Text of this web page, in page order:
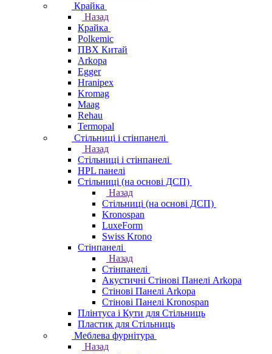
Крайка
Назад
Крайка
Polkemic
ПВХ Китай
Arkopa
Egger
Hranipex
Kromag
Maag
Rehau
Termopal
Стільниці і стінпанелі
Назад
Стільниці і стінпанелі
HPL панелі
Стільниці (на основі ДСП)
Назад
Стільниці (на основі ДСП)
Kronospan
LuxeForm
Swiss Krono
Стінпанелі
Назад
Стінпанелі
Акустичні Стінові Панелі Аrkopa
Стінові Панелі Arkopa
Стінові Панелі Kronospan
Плінтуса і Кути для Стільниць
Пластик для Стільниць
Меблева фурнітура
Назад